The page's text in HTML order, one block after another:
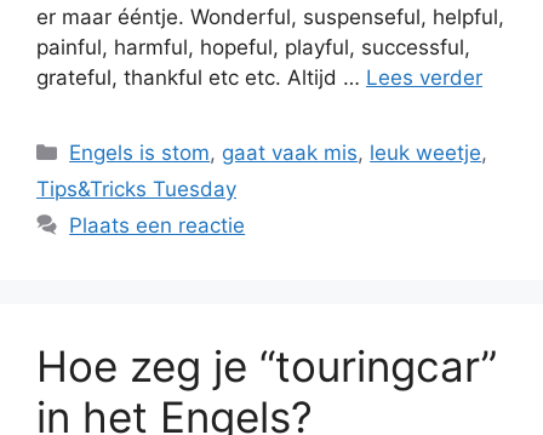
er maar ééntje. Wonderful, suspenseful, helpful,
painful, harmful, hopeful, playful, successful,
grateful, thankful etc etc. Altijd … Lees verder
Categorieën
Engels is stom, gaat vaak mis, leuk weetje,
Tips&Tricks Tuesday
Plaats een reactie
Hoe zeg je “touringcar”
in het Engels?